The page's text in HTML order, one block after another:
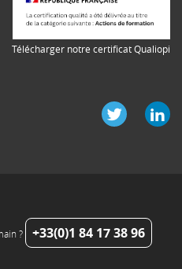
Télécharger notre certificat Qualiopi
? +33(0)1 84 17 38 96